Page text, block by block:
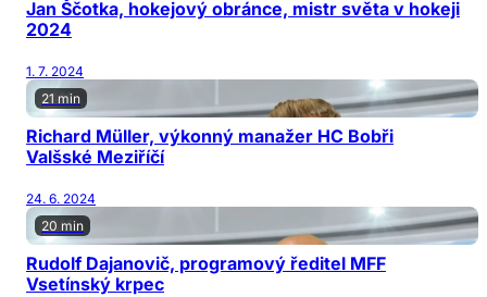
Jan Ščotka, hokejový obránce, mistr světa v hokeji
2024
1. 7. 2024
21 min
Richard Müller, výkonný manažer HC Bobři
Valšské Meziříčí
24. 6. 2024
20 min
Rudolf Dajanovič, programový ředitel MFF
Vsetínský krpec